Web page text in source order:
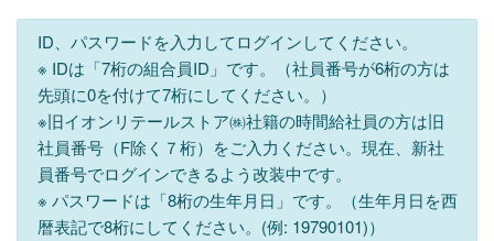
ID、パスワードを入力してログインしてください。
※ IDは「7桁の組合員ID」です。（社員番号が6桁の方は
先頭に0を付けて7桁にしてください。）
※旧イオンリテールストア㈱社籍の時間給社員の方は旧
社員番号（F除く７桁）をご入力ください。現在、新社
員番号でログインできるよう改装中です。
※ パスワードは「8桁の生年月日」です。（生年月日を西
暦表記で8桁にしてください。(例: 19790101)）